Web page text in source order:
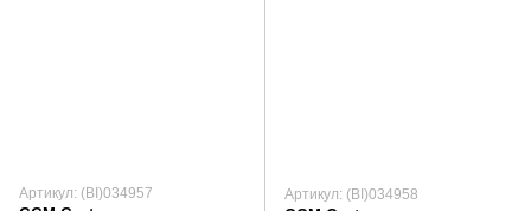
Артикул: (BI)034957 Артикул: (BI)034958